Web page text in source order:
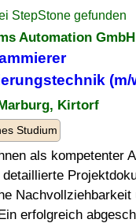
StepStone gefunden
Automation GmbH
(m/
Kirtorf
Studium
als kompetenter
Nachvollziehbarkeit
erfolgreich